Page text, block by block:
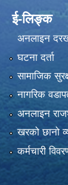
ई-लिङ्क
अनलाइन
घटना दर्ता
सामाजिक
नागरिक
अनलाइन
खरको छानो
कर्मचारी